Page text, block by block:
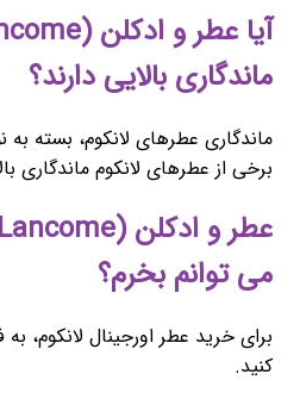
ماندگاری بالایی دارند؟
ماندگاری عطرهای لانکوم، بسته
برخی از عطرهای لانکوم ماندگاری
می توانم بخرم؟
برای خرید عطر اورجینال لانکوم،
کنید.